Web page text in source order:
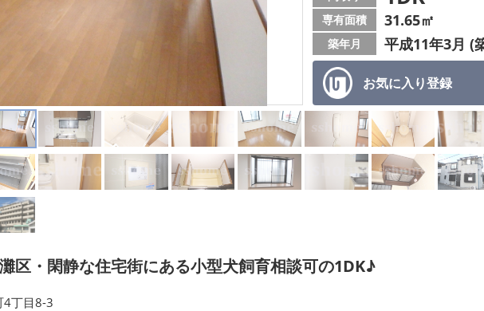
お気に入り登録
専有面積 31.65㎡
築年月 平成11年3月 (
区・閑静な住宅街にある小型犬飼育相談可の1DK♪
丁目8-3